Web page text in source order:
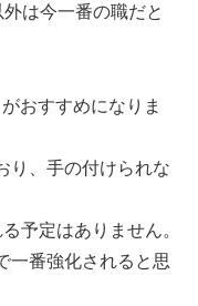
は今一番の職だと
おすすめになりま
り、手の付けられな
予定はありません。
一番強化されると思